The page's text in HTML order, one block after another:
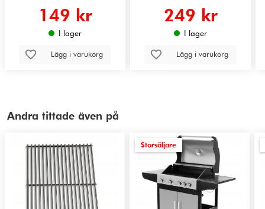
149 kr
I lager
Lägg i varukorg
249 kr
I lager
Lägg i varukorg
Andra tittade även på
Storsäljare